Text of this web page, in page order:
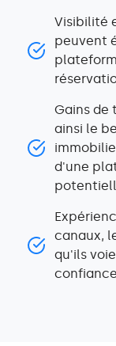
Visibilité
peuvent
Gains de
ainsi le
d'une
canaux,
qu'ils